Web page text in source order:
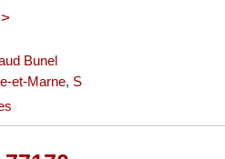
Bunel
et-Marne, S